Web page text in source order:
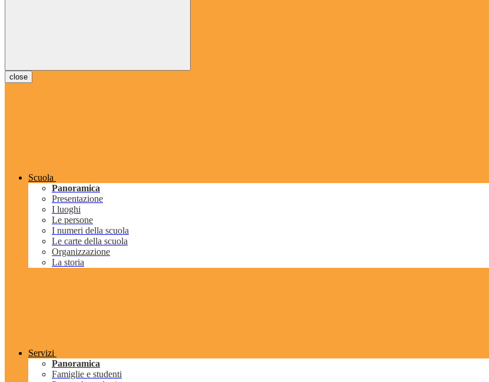
close
Scuola
Panoramica
Presentazione
I luoghi
Le persone
I numeri della scuola
Le carte della scuola
Organizzazione
La storia
Servizi
Panoramica
Famiglie e studenti